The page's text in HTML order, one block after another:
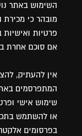
השימוש באתר
מובהר כי
פרטיות
אם סוכם אחרת
אין להעתיק,
המתפרסמים
שימוש אישי
או להשתמש
בפרסומים